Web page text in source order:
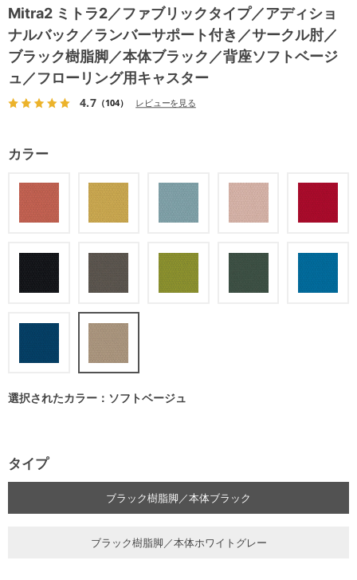
Mitra2 ミトラ2／ファブリックタイプ／アディショ
ナルバック／ランバーサポート付き／サークル肘／
ブラック樹脂脚／本体ブラック／背座ソフトベージ
ュ／フローリング用キャスター
4.7（104） レビューを見る
カラー
選択されたカラー：ソフトベージュ
タイプ
ブラック樹脂脚／本体ブラック
ブラック樹脂脚／本体ホワイトグレー